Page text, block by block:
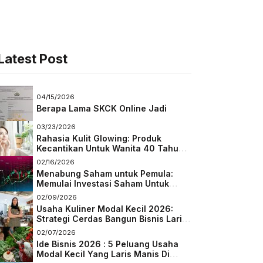
Post
04/15/2026
Berapa Lama SKCK Online Jadi
03/23/2026
Rahasia Kulit Glowing: Produk
Kecantikan Untuk Wanita 40 Tahun
Keatas
02/16/2026
Menabung Saham untuk Pemula:
Memulai Investasi Saham Untuk
Pemula
02/09/2026
Usaha Kuliner Modal Kecil 2026:
Strategi Cerdas Bangun Bisnis Laris
di Tengah Persaingan
02/07/2026
Ide Bisnis 2026 : 5 Peluang Usaha
Modal Kecil Yang Laris Manis Di